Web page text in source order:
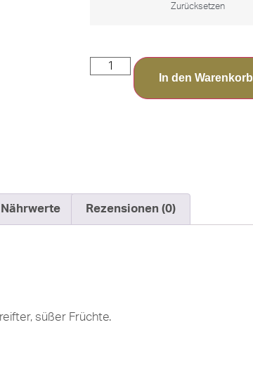
Zurücksetzen
In den Warenkorb
Rezensionen (0)
süßer Früchte.